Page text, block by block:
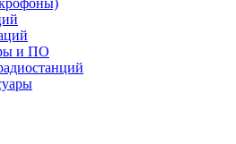
и ПО